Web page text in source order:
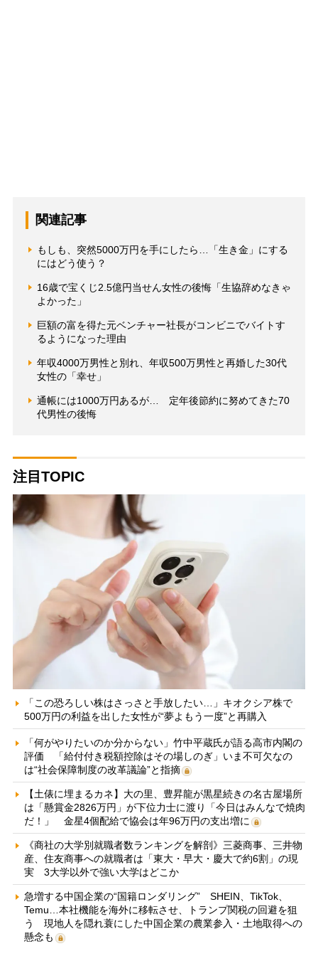
関連記事
もしも、突然5000万円を手にしたら…「生き金」にする
にはどう使う？
16歳で宝くじ2.5億円当せん女性の後悔「生協辞めなきゃ
よかった」
巨額の富を得た元ベンチャー社長がコンビニでバイトす
るようになった理由
年収4000万男性と別れ、年収500万男性と再婚した30代
女性の「幸せ」
通帳には1000万円あるが… 定年後節約に努めてきた70
代男性の後悔
注目TOPIC
「この恐ろしい株はさっさと手放したい…」キオクシア株で
500万円の利益を出した女性が“夢よもう一度”と再購入
「何がやりたいのか分からない」竹中平蔵氏が語る高市内閣の
評価 「給付付き税額控除はその場しのぎ」いま不可欠なの
は“社会保障制度の改革議論”と指摘
【土俵に埋まるカネ】大の里、豊昇龍が黒星続きの名古屋場所
は「懸賞金2826万円」が下位力士に渡り「今日はみんなで焼肉
だ！」 金星4個配給で協会は年96万円の支出増に
《商社の大学別就職者数ランキングを解剖》三菱商事、三井物
産、住友商事への就職者は「東大・早大・慶大で約6割」の現
実 3大学以外で強い大学はどこか
急増する中国企業の“国籍ロンダリング” SHEIN、TikTok、
Temu…本社機能を海外に移転させ、トランプ関税の回避を狙
う 現地人を隠れ蓑にした中国企業の農業参入・土地取得への
懸念も